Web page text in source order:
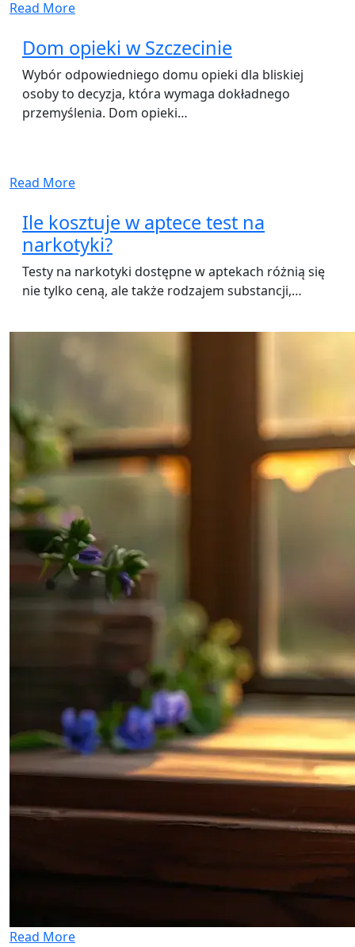
Read More
Dom opieki w Szczecinie
Wybór odpowiedniego domu opieki dla bliskiej
osoby to decyzja, która wymaga dokładnego
przemyślenia. Dom opieki…
Read More
Ile kosztuje w aptece test na
narkotyki?
Testy na narkotyki dostępne w aptekach różnią się
nie tylko ceną, ale także rodzajem substancji,…
Read More